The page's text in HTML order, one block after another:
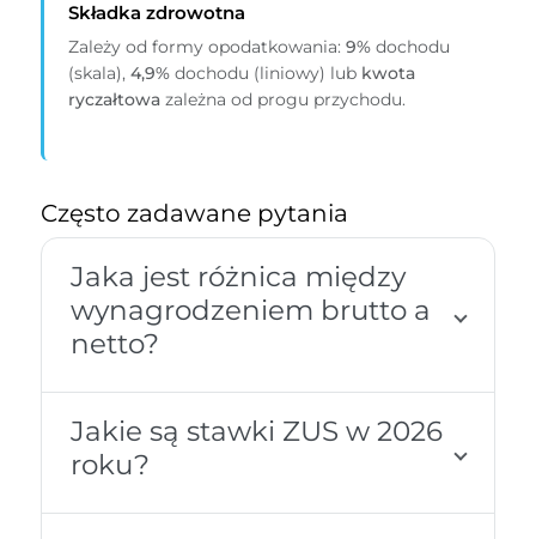
Składka zdrowotna
Zależy od formy opodatkowania:9% dochodu
(skala),4,9% dochodu (liniowy) lub kwota
ryczałtowa zależna od progu przychodu.
Często zadawane pytania
Jaka jest różnica między
wynagrodzeniem brutto a
netto?
Jakie są stawki ZUS w 2026
roku?